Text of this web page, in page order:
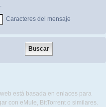
Caracteres del mensaje
web está basada en enlaces para
con eMule, BitTorrent o similares.